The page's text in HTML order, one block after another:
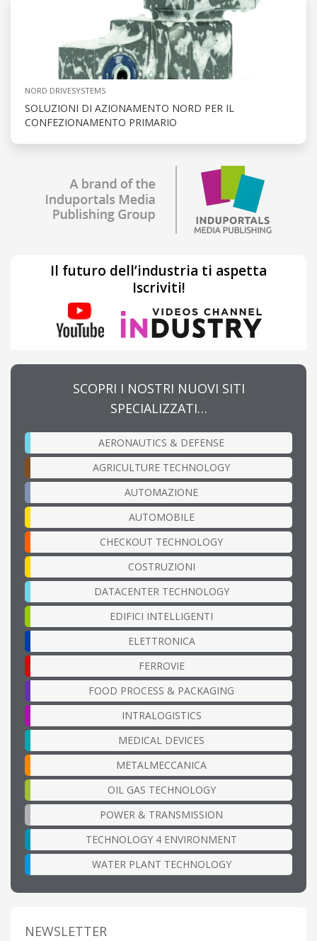
NORD DRIVESYSTEMS
SOLUZIONI DI AZIONAMENTO NORD PER IL
CONFEZIONAMENTO PRIMARIO
Il futuro dell’industria ti aspetta
Iscriviti!
SCOPRI I NOSTRI NUOVI SITI
SPECIALIZZATI…
AERONAUTICS & DEFENSE
AGRICULTURE TECHNOLOGY
AUTOMAZIONE
AUTOMOBILE
CHECKOUT TECHNOLOGY
COSTRUZIONI
DATACENTER TECHNOLOGY
EDIFICI INTELLIGENTI
ELETTRONICA
FERROVIE
FOOD PROCESS & PACKAGING
INTRALOGISTICS
MEDICAL DEVICES
METALMECCANICA
OIL GAS TECHNOLOGY
POWER & TRANSMISSION
TECHNOLOGY 4 ENVIRONMENT
WATER PLANT TECHNOLOGY
NEWSLETTER